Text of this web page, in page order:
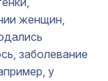
женщин,
заболевание
у